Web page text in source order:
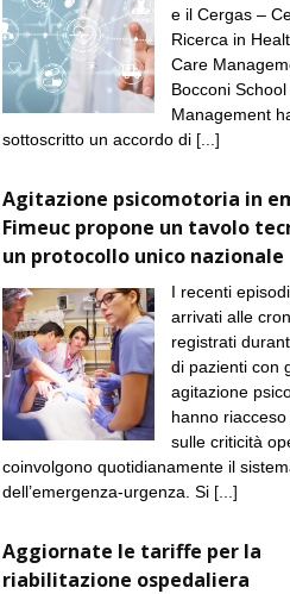
e il Cergas –
Ricerca in
Care
Bocconi
Management
sottoscritto un accordo di [...]
Agitazione psicomotoria in
Fimeuc propone un tavolo
un protocollo unico nazionale
I recenti
arrivati alle
registrati
di pazienti con
agitazione
hanno riacceso
sulle criticità
coinvolgono quotidianamente il
dell’emergenza-urgenza. Si [...]
Aggiornate le tariffe per la
riabilitazione ospedaliera